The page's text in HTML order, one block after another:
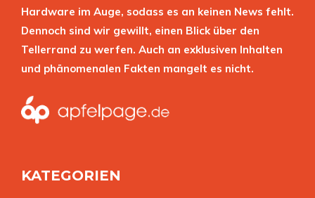
Hardware im Auge, sodass es an keinen News fehlt.
Dennoch sind wir gewillt, einen Blick über den
Tellerrand zu werfen. Auch an exklusiven Inhalten
und phänomenalen Fakten mangelt es nicht.
KATEGORIEN